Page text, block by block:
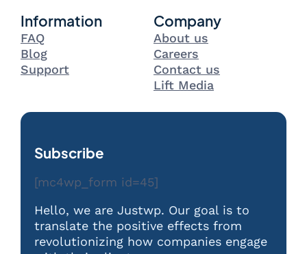
Information
FAQ
Blog
Support
Company
About us
Careers
Contact us
Lift Media
Subscribe
[mc4wp_form id=45]
Hello, we are Justwp. Our goal is to
translate the positive effects from
revolutionizing how companies engage